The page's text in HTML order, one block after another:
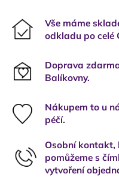
Vše máme
odkladu po celé
Doprava
Balíkovny.
Nákupem to u
péčí.
Osobní kontakt,
pomůžeme s
vytvoření